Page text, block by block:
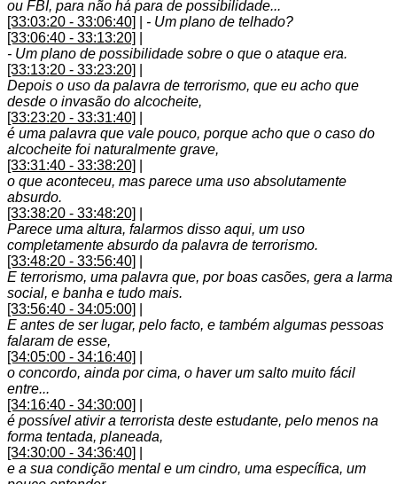
ou FBI, para não há para de possibilidade...
[33:03:20 - 33:06:40]
- Um plano de telhado?
[33:06:40 - 33:13:20]
- Um plano de possibilidade sobre o que o ataque era.
[33:13:20 - 33:23:20]
Depois o uso da palavra de terrorismo, que eu acho que
desde o invasão do alcocheite,
[33:23:20 - 33:31:40]
é uma palavra que vale pouco, porque acho que o caso do
alcocheite foi naturalmente grave,
[33:31:40 - 33:38:20]
o que aconteceu, mas parece uma uso absolutamente
absurdo.
[33:38:20 - 33:48:20]
Parece uma altura, falarmos disso aqui, um uso
completamente absurdo da palavra de terrorismo.
[33:48:20 - 33:56:40]
E terrorismo, uma palavra que, por boas casões, gera a larma
social, e banha e tudo mais.
[33:56:40 - 34:05:00]
E antes de ser lugar, pelo facto, e também algumas pessoas
falaram de esse,
[34:05:00 - 34:16:40]
o concordo, ainda por cima, o haver um salto muito fácil
entre...
[34:16:40 - 34:30:00]
é possível ativir a terrorista deste estudante, pelo menos na
forma tentada, planeada,
[34:30:00 - 34:36:40]
e a sua condição mental e um cindro, uma específica, um